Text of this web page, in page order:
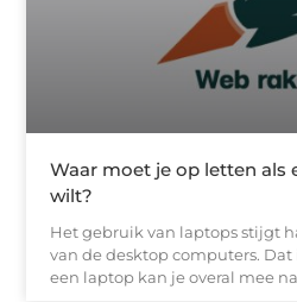
Waar moet je op letten als
wilt?
Het gebruik van laptops stijgt
van de desktop computers. Dat
een laptop kan je overal mee